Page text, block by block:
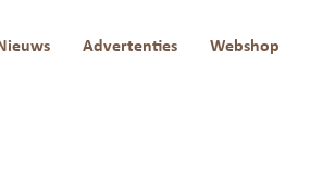
Advertenties Webshop